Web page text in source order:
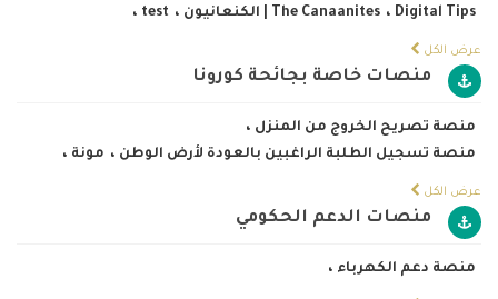
Digital Tips ، The Canaanites | الكنعانيون ، test ،
عرض الكل
منصات خاصة بجائحة كورونا
منصة تصريح الخروج من المنزل ،
منصة تسجيل الطلبة الراغبين بالعودة لأرض الوطن ، مونة ،
عرض الكل
منصات الدعم الحكومي
منصة دعم الكهرباء ،